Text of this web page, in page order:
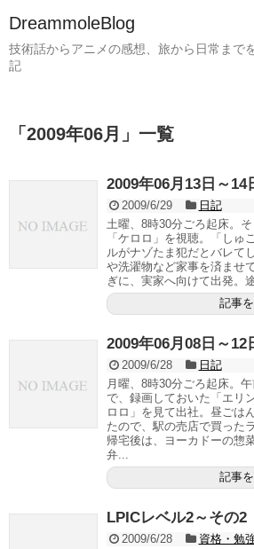
DreammoleBlog
技術話からアニメの感想、旅から日常まで
記
「 2009年06月 」 一覧
2009年06月13日～14
2009/6/29
日記
土曜、8時30分ごろ起床。
「ケロロ」を視聴。「しゅ
ルがナゾたま犯だとバレて
や洗濯物など家事を済ませ
ぎに、実家へ向けて出発。
記事
2009年06月08日～12
2009/6/28
日記
月曜、8時30分ごろ起床。
で、録画しておいた「エリ
ロロ」を見て出社。昼ごは
たので、駅の売店で買った
帰宅後は、ヨーカドーの惣
弁...
記事
LPICレベル2～その2
2009/6/28
資格・勉